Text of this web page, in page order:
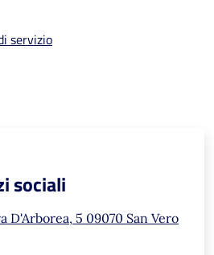
servizio
sociali
D'Arborea, 5 09070 San Vero